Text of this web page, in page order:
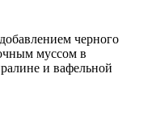
черного
муссом в
и вафельной